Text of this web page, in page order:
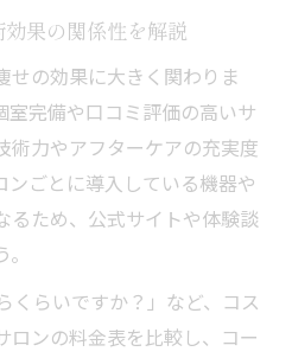
果の関係性を解説
せの効果に大きく関わりま
室完備や口コミ評価の高いサ
術力やアフターケアの充実度
ンごとに導入している機器や
るため、公式サイトや体験談
くらいですか？」など、コス
ロンの料金表を比較し、コー